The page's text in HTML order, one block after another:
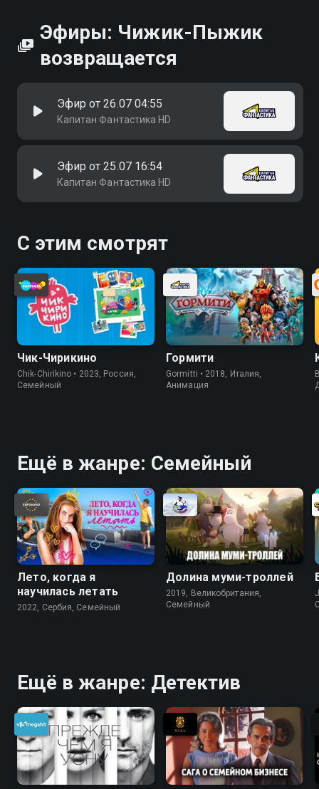
Эфиры: Чижик-Пыжик
возвращается
Эфир от 26.07 04:55
Капитан Фантастика HD
Эфир от 25.07 16:54
Капитан Фантастика HD
С этим смотрят
Чик-Чирикино
Chik-Chirikino • 2023, Россия,
Cемейный
Гормити
Gormitti • 2018, Италия,
Анимация
Ещё в жанре: Cемейный
Лето, когда я
научилась летать
2022, Сербия, Cемейный
Долина муми-троллей
2019, Великобритания,
Cемейный
Ещё в жанре: Детектив